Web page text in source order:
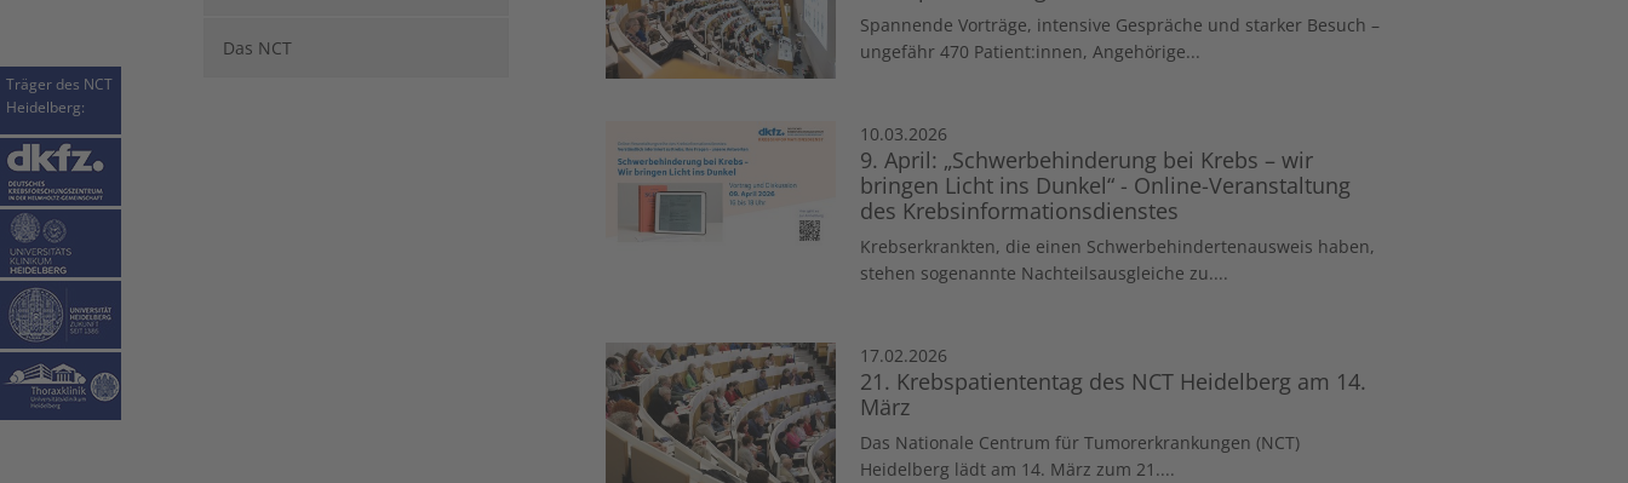
Das NCT
Spannende Vorträge, intensive Gespräche und starker Besuch –
ungefähr 470 Patient:innen, Angehörige...
10.03.2026
9. April: „Schwerbehinderung bei Krebs – wir
bringen Licht ins Dunkel“ - Online-Veranstaltung
des Krebsinformationsdienstes
Krebserkrankten, die einen Schwerbehindertenausweis haben,
stehen sogenannte Nachteilsausgleiche zu....
17.02.2026
21. Krebspatiententag des NCT Heidelberg am 14.
März
Das Nationale Centrum für Tumorerkrankungen (NCT)
Heidelberg lädt am 14. März zum 21....
Träger des NCT
Heidelberg: